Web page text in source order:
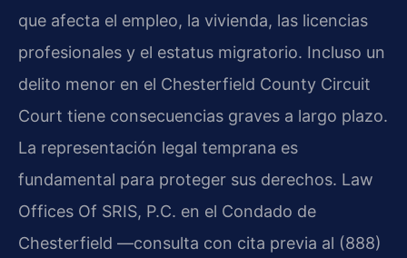
que afecta el empleo, la vivienda, las licencias
profesionales y el estatus migratorio. Incluso un
delito menor en el Chesterfield County Circuit
Court tiene consecuencias graves a largo plazo.
La representación legal temprana es
fundamental para proteger sus derechos. Law
Offices Of SRIS, P.C. en el Condado de
Chesterfield —consulta con cita previa al (888)